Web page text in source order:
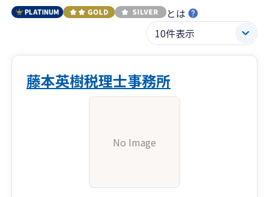
とは
藤本英樹税理士事務所
No Image